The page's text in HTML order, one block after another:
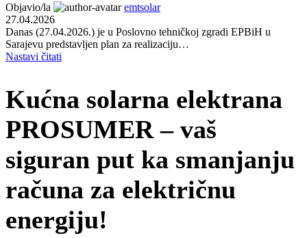
Objavio/la
emtsolar
27.04.2026
Danas (27.04.2026.) je u Poslovno tehničkoj zgradi EPBiH u
Sarajevu predstavljen plan za realizaciju…
Nastavi čitati
Kućna solarna elektrana
PROSUMER – vaš
siguran put ka smanjanju
računa za električnu
energiju!